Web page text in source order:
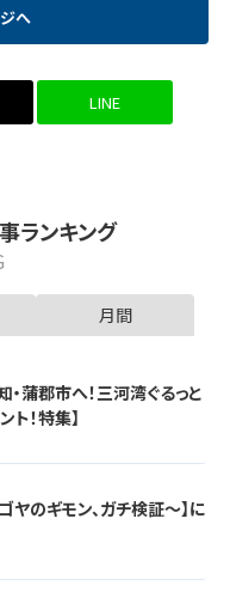
へ
LINE
ランキング
月間
蒲郡市へ！三河湾ぐるっと
！特集】
ヤのギモン、ガチ検証～】に